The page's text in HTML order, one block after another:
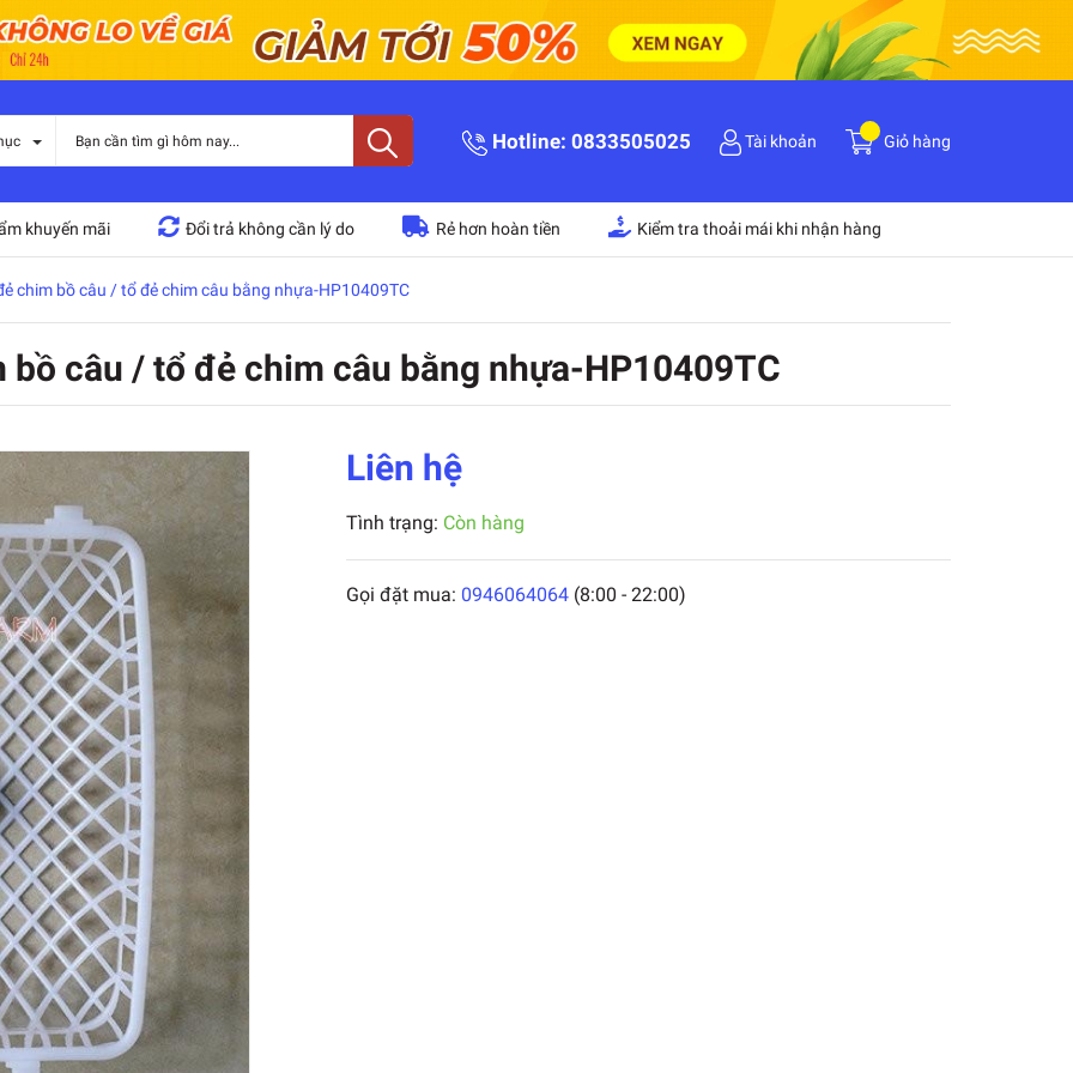
Hotline: 0833505025 Tài khoản Giỏ hàng
khuyến mãi Đổi trả không cần lý do Rẻ hơn hoàn tiền Kiểm tra thoải mái khi nhận hàng
chim bồ câu / tổ đẻ chim câu bằng nhựa-HP10409TC
câu / tổ đẻ chim câu bằng nhựa-HP10409TC
Liên hệ
Tình trạng: Còn hàng
Gọi đặt mua: 0946064064 (8:00 - 22:00)